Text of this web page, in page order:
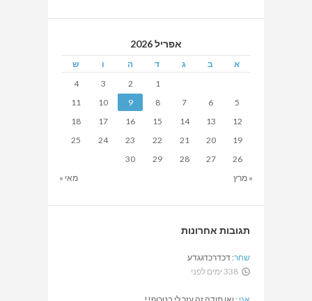
אפריל 2026
א ב ג ד ה ו ש
« מרץ מאי »
1
2
3
4
5
6
7
8
9
10
11
12
13
14
15
16
17
18
19
20
21
22
23
24
25
26
27
28
29
30
תגובות אחרונות
שחר: דכדרכדגגדע
338 ימים לפני